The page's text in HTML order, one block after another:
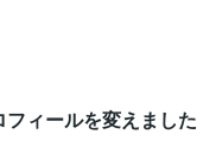
ィールを変えました